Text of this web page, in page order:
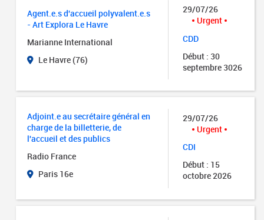
Agent.e.s d'accueil polyvalent.e.s
- Art Explora Le Havre
Marianne International
Le Havre (76)
29/07/26
Urgent
CDD
Début : 30
septembre 3026
Adjoint.e au secrétaire général en
charge de la billetterie, de
l'accueil et des publics
Radio France
Paris 16e
29/07/26
Urgent
CDI
Début : 15
octobre 2026